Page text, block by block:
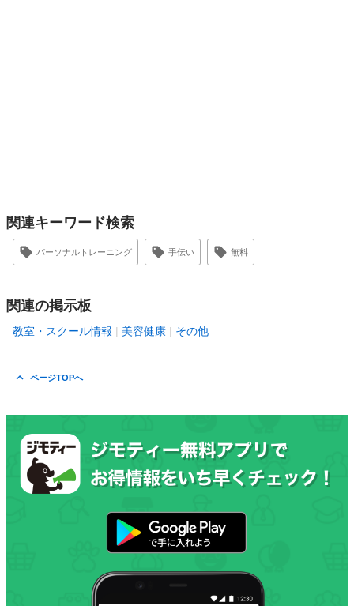
関連キーワード検索
パーソナルトレーニング 手伝い 無料
関連の掲示板
教室・スクール情報 美容健康 その他
ページTOPへ